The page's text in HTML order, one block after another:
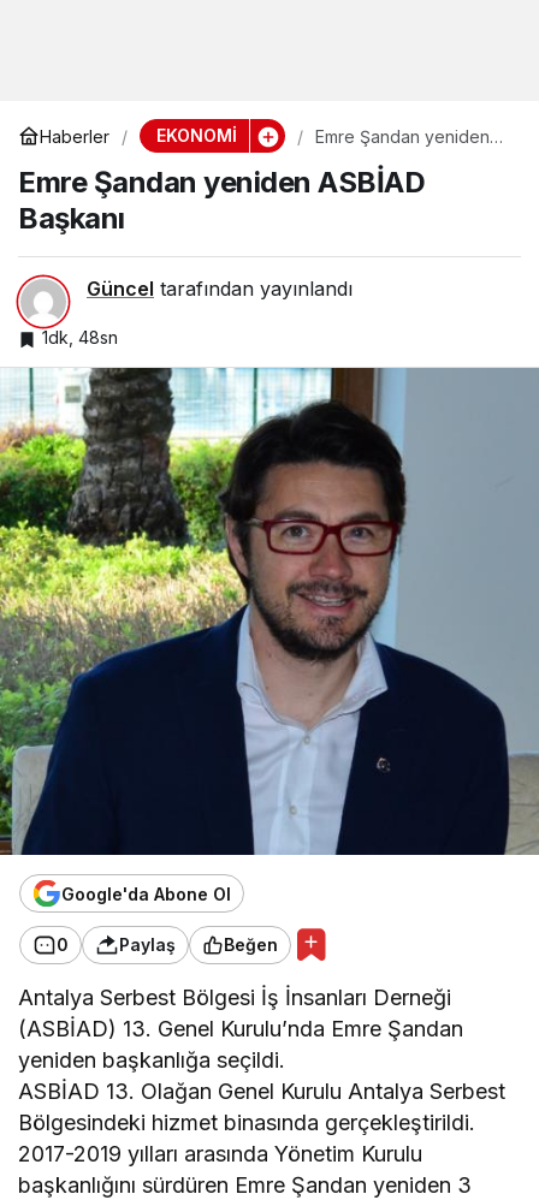
Haberler EKONOMİ
Emre Şandan yeniden
Emre Şandan yeniden ASBİAD
Başkanı
Güncel tarafından yayınlandı
1dk, 48sn
Google'da Abone Ol
0 Paylaş Beğen
Antalya Serbest Bölgesi İş İnsanları Derneği
(ASBİAD) 13. Genel Kurulu’nda Emre Şandan
yeniden başkanlığa seçildi.
ASBİAD 13. Olağan Genel Kurulu Antalya Serbest
Bölgesindeki hizmet binasında gerçekleştirildi.
2017-2019 yılları arasında Yönetim Kurulu
başkanlığını sürdüren Emre Şandan yeniden 3